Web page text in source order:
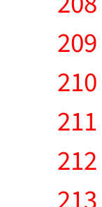
209
210
211
212